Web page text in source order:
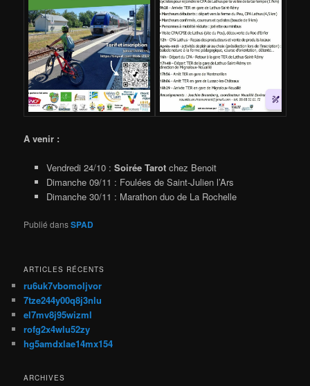
A venir :
Vendredi 24/10 : Soirée Tarotchez Benoit
Dimanche 09/11 : Foulées de Saint-Julien l’Ars
Dimanche 30/11 : Marathon duo de La Rochelle
Publié dansSPAD
ARTICLES RÉCENTS
ru6uk7vbomoljvor
7tze244y00q8j3nlu
el7mv8j95wizml
rofg2x4wlu52zy
hg5amdxlae14mx154
ARCHIVES